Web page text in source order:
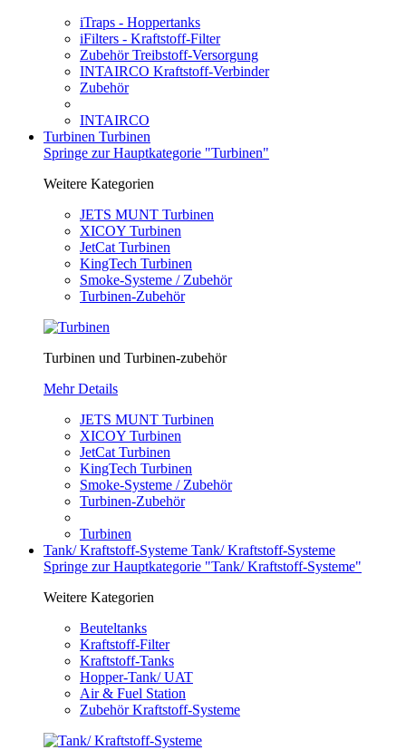
iTraps - Hoppertanks
iFilters - Kraftstoff-Filter
Zubehör Treibstoff-Versorgung
INTAIRCO Kraftstoff-Verbinder
Zubehör
INTAIRCO
Turbinen Turbinen
Springe zur Hauptkategorie "Turbinen"
Weitere Kategorien
JETS MUNT Turbinen
XICOY Turbinen
JetCat Turbinen
KingTech Turbinen
Smoke-Systeme / Zubehör
Turbinen-Zubehör
Turbinen und Turbinen-zubehör
Mehr Details
JETS MUNT Turbinen
XICOY Turbinen
JetCat Turbinen
KingTech Turbinen
Smoke-Systeme / Zubehör
Turbinen-Zubehör
Turbinen
Tank/ Kraftstoff-Systeme Tank/ Kraftstoff-Systeme
Springe zur Hauptkategorie "Tank/ Kraftstoff-Systeme"
Weitere Kategorien
Beuteltanks
Kraftstoff-Filter
Kraftstoff-Tanks
Hopper-Tank/ UAT
Air & Fuel Station
Zubehör Kraftstoff-Systeme